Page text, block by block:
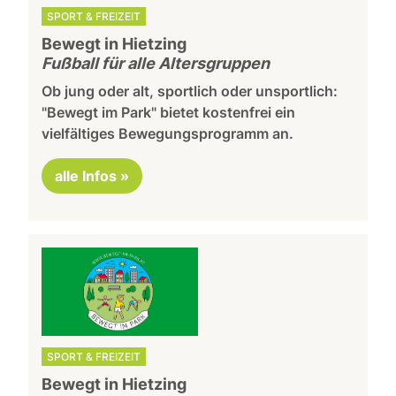
SPORT & FREIZEIT
Bewegt in Hietzing
Fußball für alle Altersgruppen
Ob jung oder alt, sportlich oder unsportlich:
"Bewegt im Park" bietet kostenfrei ein
vielfältiges Bewegungsprogramm an.
alle Infos »
SPORT & FREIZEIT
Bewegt in Hietzing